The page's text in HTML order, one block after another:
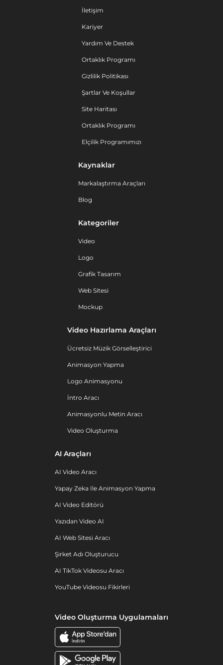
İletişim
Kariyer
Yardım Ve Destek
Ortaklık Programı
Gizlilik Politikası
Şartlar Ve Koşullar
Site Haritası
Ortaklık Programı
Elçilik Programımızı
Kaynaklar
Markalaştırma Araçları
Blog
Kategoriler
Video
Logo
Grafik Tasarım
Web Sitesi
Mockup
Video Hazırlama Araçları
Ücretsiz Müzik Görselleştirici
Animasyon Yapma
Logo Animasyonu
İntro Aracı
Animasyonlu Metin Aracı
Video Oluşturma
AI Araçları
AI Video Aracı
Yapay Zeka Ile Animasyon Yapma
AI Video Editörü
Yazıdan Video AI
AI Web Sitesi Aracı
Şirket Adı Oluşturucu
AI TikTok Videosu Aracı
YouTube Videosu Fikirleri
Video Oluşturma Uygulamaları